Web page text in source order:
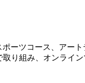
ーツコース、アート
り組み、オンライン